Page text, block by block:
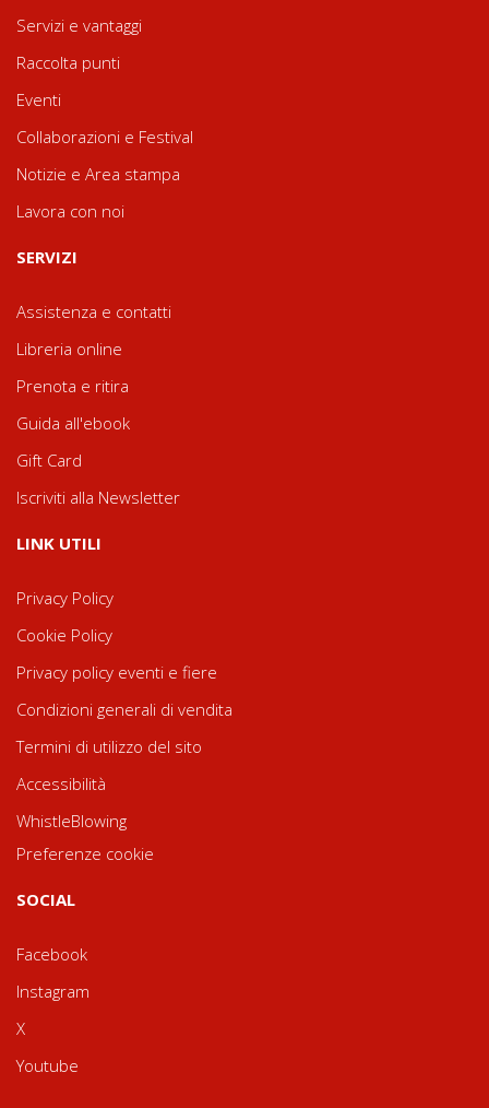
Servizi e vantaggi
Raccolta punti
Eventi
Collaborazioni e Festival
Notizie e Area stampa
Lavora con noi
SERVIZI
Assistenza e contatti
Libreria online
Prenota e ritira
Guida all'ebook
Gift Card
Iscriviti alla Newsletter
LINK UTILI
Privacy Policy
Cookie Policy
Privacy policy eventi e fiere
Condizioni generali di vendita
Termini di utilizzo del sito
Accessibilità
WhistleBlowing
Preferenze cookie
SOCIAL
Facebook
Instagram
X
Youtube